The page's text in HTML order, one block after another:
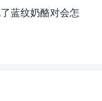
蓝纹奶酪对会怎